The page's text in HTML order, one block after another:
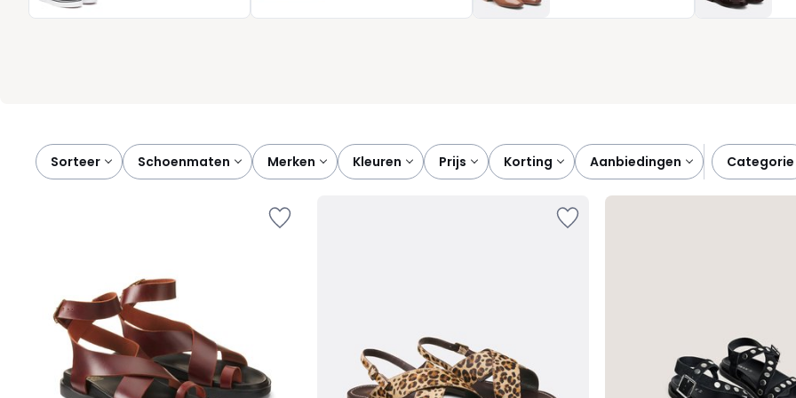
wordt vanzelfsprekend. Zo kiest u schoenen die bij uw leven passen, niet andersom.
Sorteer
schoenmaten merken kleuren prijs korting aanbiedingen categorie